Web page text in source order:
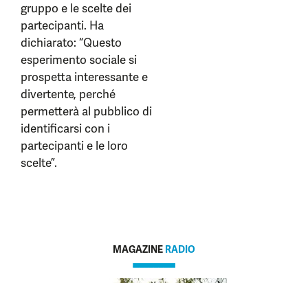
gruppo e le scelte dei
partecipanti. Ha
dichiarato: “Questo
esperimento sociale si
prospetta interessante e
divertente, perché
permetterà al pubblico di
identificarsi con i
partecipanti e le loro
scelte”.
MAGAZINE RADIO